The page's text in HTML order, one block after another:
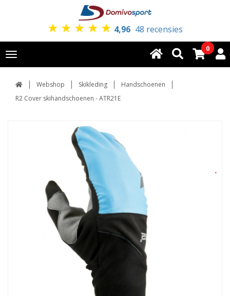
★ ★ ★ ★ ★ 4,96 48 recensies
Toggle
navigation
0
Webshop Skikleding
Handschoenen
R2 Cover skihandschoenen - ATR21E